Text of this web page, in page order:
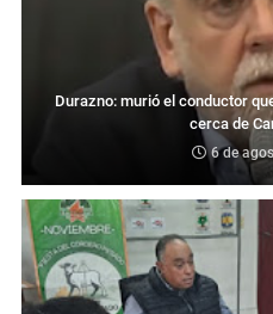
Durazno: murió el conductor
cerca de
6 de